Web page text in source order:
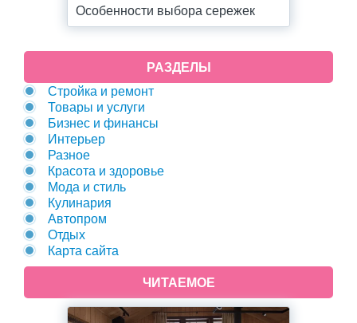
Особенности выбора сережек
РАЗДЕЛЫ
Стройка и ремонт
Товары и услуги
Бизнес и финансы
Интерьер
Разное
Красота и здоровье
Мода и стиль
Кулинария
Автопром
Отдых
Карта сайта
ЧИТАЕМОЕ